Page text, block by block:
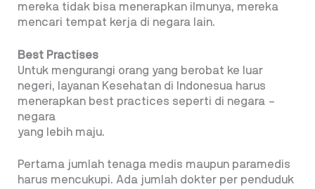
mereka tidak bisa menerapkan ilmunya, mereka
mencari tempat kerja di negara lain.
Best Practises
Untuk mengurangi orang yang berobat ke luar
negeri, layanan Kesehatan di Indonesua harus
menerapkan best practices seperti di negara –
negara
yang lebih maju.
Pertama jumlah tenaga medis maupun paramedis
harus mencukupi. Ada jumlah dokter per penduduk